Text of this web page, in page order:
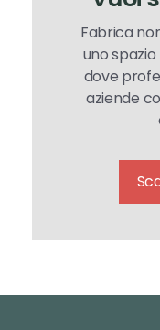
Fabrica
uno spazio
dove
aziende